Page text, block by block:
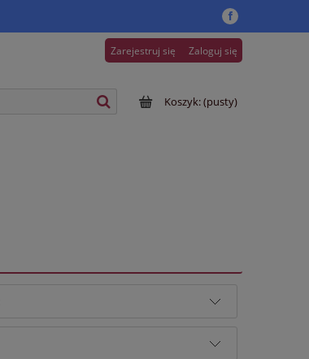
Zarejestruj się Zaloguj się
Koszyk:(pusty)